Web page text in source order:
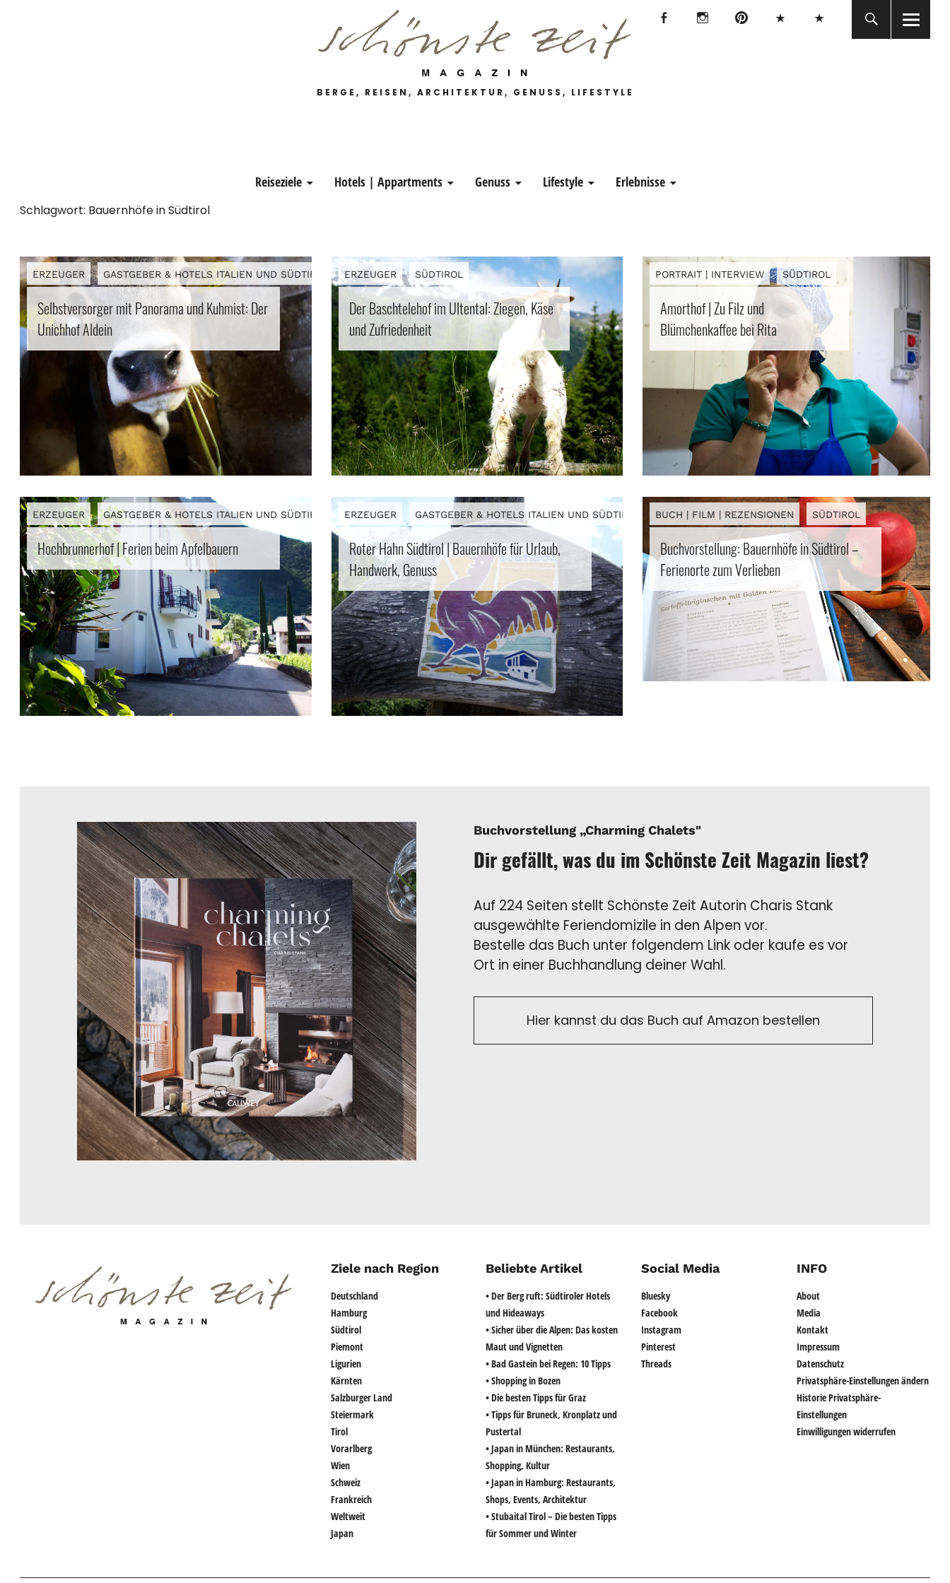
Schönste Zeit Magazin
BERGE, REISEN, ARCHITEKTUR, GENUSS, LIFESTYLE
Reiseziele Hotels | Appartments Genuss Lifestyle Erlebnisse
Schlagwort: Bauernhöfe in Südtirol
ERZEUGER GASTGEBER & HOTELS ITALIEN UND SÜDTIROL
Selbstversorger mit Panorama und Kuhmist: Der
Unichhof Aldein
ERZEUGER SÜDTIROL
Der Baschtelehof im Ultental: Ziegen, Käse
und Zufriedenheit
PORTRAIT | INTERVIEW SÜDTIROL
Amorthof | Zu Filz und
Blümchenkaffee bei Rita
ERZEUGER GASTGEBER & HOTELS ITALIEN UND SÜDTIROL
Hochbrunnerhof | Ferien beim Apfelbauern
ERZEUGER GASTGEBER & HOTELS ITALIEN UND SÜDTIROL
Roter Hahn Südtirol | Bauernhöfe für Urlaub,
Handwerk, Genuss
BUCH | FILM | REZENSIONEN SÜDTIROL
Buchvorstellung: Bauernhöfe in Südtirol –
Ferienorte zum Verlieben
Buchvorstellung „Charming Chalets"
Dir gefällt, was du im Schönste Zeit Magazin liest?
Auf 224 Seiten stellt Schönste Zeit Autorin Charis Stank
ausgewählte Feriendomizile in den Alpen vor.
Bestelle das Buch unter folgendem Link oder kaufe es vor
Ort in einer Buchhandlung deiner Wahl.
Hier kannst du das Buch auf Amazon bestellen
Ziele nach Region
Deutschland
Hamburg
Südtirol
Piemont
Ligurien
Kärnten
Salzburger Land
Steiermark
Tirol
Vorarlberg
Wien
Schweiz
Frankreich
Weltweit
Japan
Beliebte Artikel
• Der Berg ruft: Südtiroler Hotels
und Hideaways
• Sicher über die Alpen: Das kosten
Maut und Vignetten
• Bad Gastein bei Regen: 10 Tipps
• Shopping in Bozen
• Die besten Tipps für Graz
• Tipps für Bruneck, Kronplatz und
Pustertal
• Japan in München: Restaurants,
Shopping, Kultur
• Japan in Hamburg: Restaurants,
Shops, Events, Architektur
• Stubaital Tirol – Die besten Tipps
für Sommer und Winter
Social Media
Bluesky
Facebook
Instagram
Pinterest
Threads
INFO
About
Media
Kontakt
Impressum
Datenschutz
Privatsphäre-Einstellungen ändern
Historie Privatsphäre-
Einstellungen
Einwilligungen widerrufen